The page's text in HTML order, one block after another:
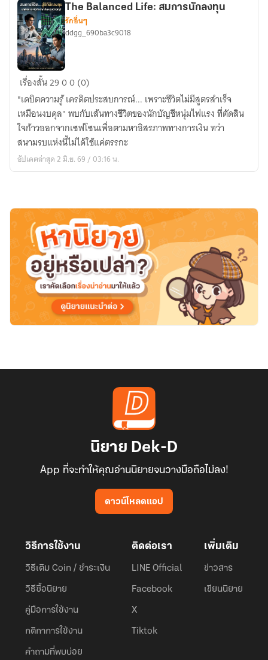
The
Balanced
Life:
สมการ
นัก
ลงทุน
The Balanced Life: สมการนักลงทุน
รักอื่นๆ
ddgg_690ba3c9018
เรื่องสั้น2900 (0)
"เดบิตความรู้ เครดิตประสบการณ์... เพราะชีวิตไม่มีสูตรสำเร็จ
เหมือนงบดุล" พบกับเส้นทางชีวิตของนักบัญชีหนุ่มไฟแรง ที่ตัดสิน
ใจก้าวออกจากเซฟโซนเพื่อตามหาอิสรภาพทางการเงิน ทว่า
สนามรบแห่งนี้ไม่ได้ใช้แค่ตรรกะ
อัปเดตล่าสุด 2 มิ.ย. 69 / 03:16 น.
นิยาย Dek-D
App ที่จะทำให้คุณอ่านนิยายจนวางมือถือไม่ลง!
ดาวน์โหลดแอป
วิธีการใช้งาน
วิธีเติม Coin / ชำระเงิน
วิธีซื้อนิยาย
คู่มือการใช้งาน
กติกาการใช้งาน
คำถามที่พบบ่อย
ติดต่อเรา
LINE Official
Facebook
X
Tiktok
เพิ่มเติม
ข่าวสาร
เขียนนิยาย